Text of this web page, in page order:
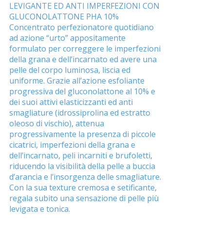
LEVIGANTE ED ANTI IMPERFEZIONI CON
GLUCONOLATTONE PHA 10%
Concentrato perfezionatore quotidiano
ad azione “urto” appositamente
formulato per correggere le imperfezioni
della grana e dell’incarnato ed avere una
pelle del corpo luminosa, liscia ed
uniforme. Grazie all’azione esfoliante
progressiva del gluconolattone al 10% e
dei suoi attivi elasticizzanti ed anti
smagliature (idrossiprolina ed estratto
oleoso di vischio), attenua
progressivamente la presenza di piccole
cicatrici, imperfezioni della grana e
dell’incarnato, peli incarniti e brufoletti,
riducendo la visibilità della pelle a buccia
d’arancia e l’insorgenza delle smagliature.
Con la sua texture cremosa e setificante,
regala subito una sensazione di pelle più
levigata e tonica.